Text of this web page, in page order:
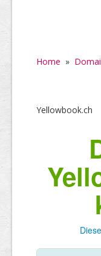
Home »
Yellowbook.ch